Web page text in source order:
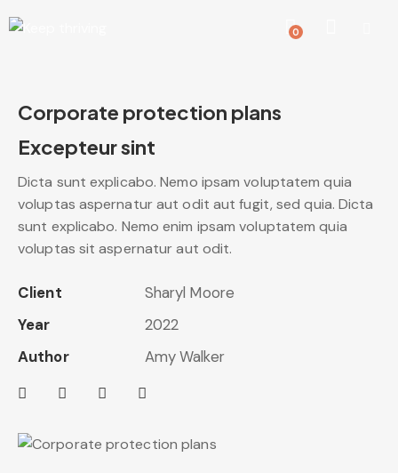
0
Corporate protection plans
Excepteur sint
Dicta sunt explicabo. Nemo ipsam voluptatem quia
voluptas aspernatur aut odit aut fugit, sed quia. Dicta
sunt explicabo. Nemo enim ipsam voluptatem quia
voluptas sit aspernatur aut odit.
Client
Sharyl Moore
Year
2022
Author
Amy Walker